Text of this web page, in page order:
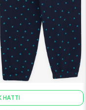
HATTI